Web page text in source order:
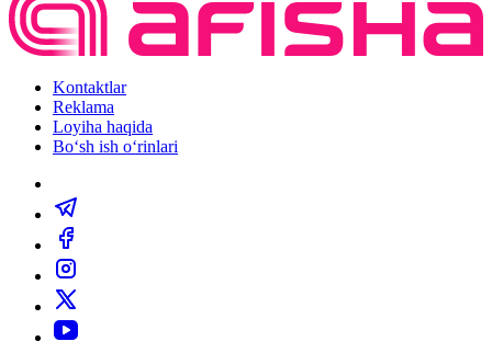
Kontaktlar
Reklama
Loyiha haqida
Bo‘sh ish o‘rinlari